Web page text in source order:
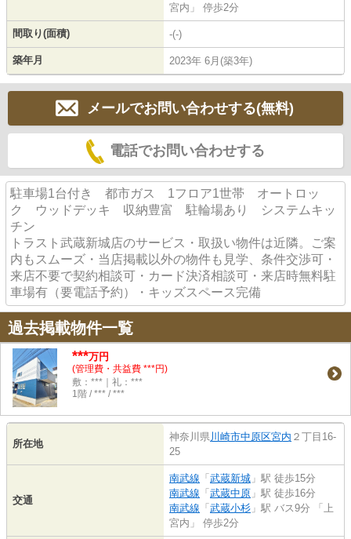
宮内」 停歩2分
間取り(面積) -(-)
築年月 2023年 6月(築3年)
メールでお問い合わせする(無料)
電話でお問い合わせする
駐車場1台付き 都市ガス 1フロア1世帯 オートロッ
ク ウッドデッキ 収納豊富 駐輪場あり システムキッ
チン
トラスト武蔵新城店のサービス・取扱い物件は近隣。ご案
内もスムーズ・当店掲載以外の物件も見学、条件交渉可・
来店不要で契約相談可・カード決済相談可・来店時無料駐
車場有（要電話予約）・キッズスペース完備
過去掲載物件一覧
***万円
(管理費・共益費 ***円)
敷：***｜礼：***
1階 / *** / ***
所在地
神奈川県川崎市中原区宮内 ２丁目16-
25
交通
南武線 「 武蔵新城 」駅 徒歩15分
南武線 「 武蔵中原 」駅 徒歩16分
南武線 「 武蔵小杉 」駅 バス9分 「上
宮内」 停歩2分